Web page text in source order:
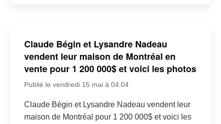
Claude Bégin et Lysandre Nadeau
vendent leur maison de Montréal en
vente pour 1 200 000$ et voici les photos
Publié le vendredi 15 mai à 04:04
Claude Bégin et Lysandre Nadeau vendent leur
maison de Montréal pour 1 200 000$ et voici les